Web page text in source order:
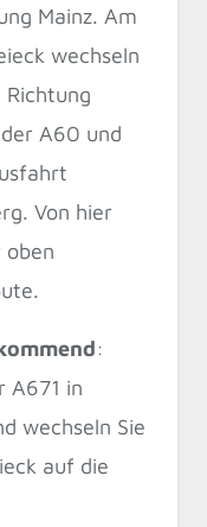
Mainz. Am
wechseln
A60 und
Von hier
oben
:
A671 in
wechseln Sie
auf die